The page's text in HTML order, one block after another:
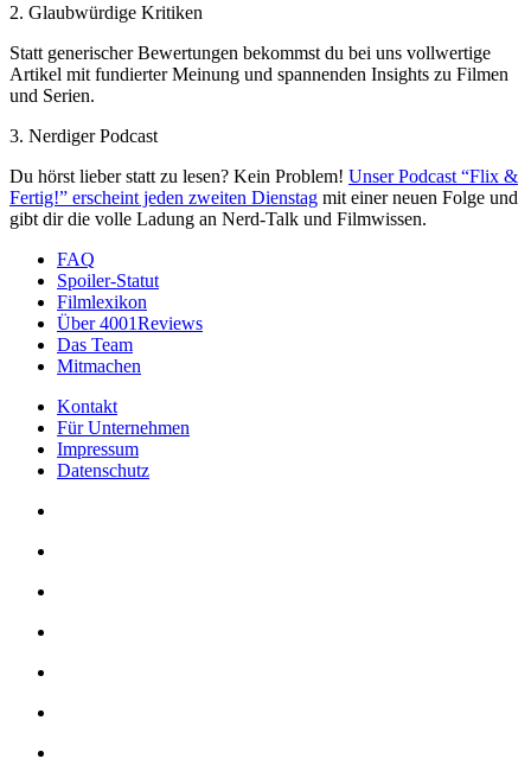
2. Glaubwürdige Kritiken
Statt generischer Bewertungen bekommst du bei uns vollwertige
Artikel mit fundierter Meinung und spannenden Insights zu Filmen
und Serien.
3. Nerdiger Podcast
Du hörst lieber statt zu lesen? Kein Problem! Unser Podcast “Flix &
Fertig!” erscheint jeden zweiten Dienstag mit einer neuen Folge und
gibt dir die volle Ladung an Nerd-Talk und Filmwissen.
FAQ
Spoiler-Statut
Filmlexikon
Über 4001Reviews
Das Team
Mitmachen
Kontakt
Für Unternehmen
Impressum
Datenschutz